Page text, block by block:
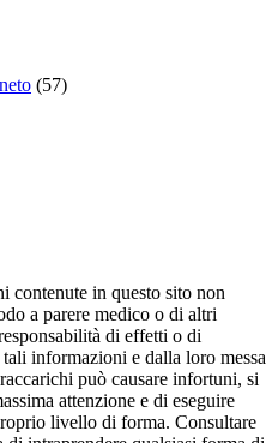
(57)
contenute in questo sito non
a parere medico o di altri
di effetti o di
informazioni e dalla loro messa
può causare infortuni, si
attenzione e di eseguire
livello di forma. Consultare